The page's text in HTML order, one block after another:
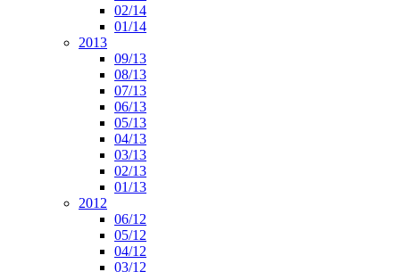
02/14
01/14
2013
09/13
08/13
07/13
06/13
05/13
04/13
03/13
02/13
01/13
2012
06/12
05/12
04/12
03/12